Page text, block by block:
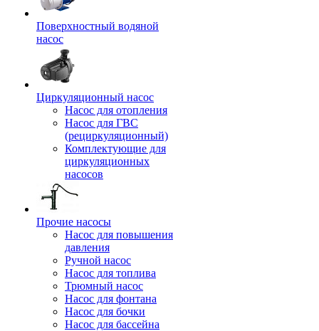
Поверхностный водяной
насос
Циркуляционный насос
Насос для отопления
Насос для ГВС
(рециркуляционный)
Комплектующие для
циркуляционных
насосов
Прочие насосы
Насос для повышения
давления
Ручной насос
Насос для топлива
Трюмный насос
Насос для фонтана
Насос для бочки
Насос для бассейна